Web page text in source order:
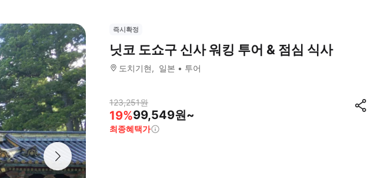
즉시확정
닛코 도쇼구 신사 워킹 투어 & 점심 식사
도치기현 일본 투어
123,251원
19%99,549원~
최종혜택가